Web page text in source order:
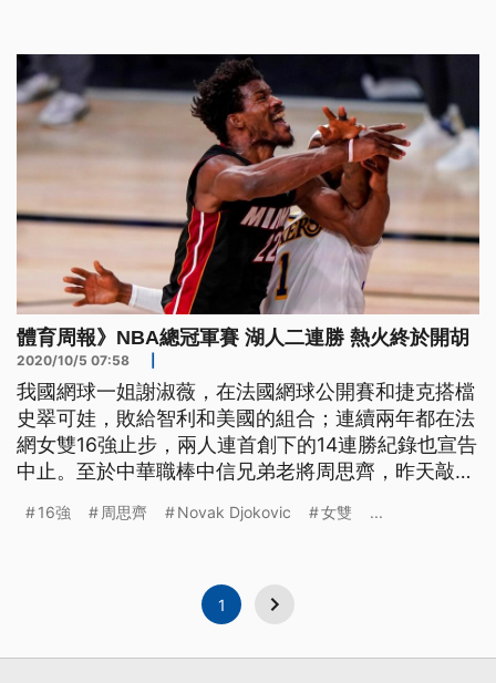
體育周報》NBA總冠軍賽 湖人二連勝 熱火終於開胡
2020/10/5 07:58
我國網球一姐謝淑薇，在法國網球公開賽和捷克搭檔
史翠可娃，敗給智利和美國的組合；連續兩年都在法
網女雙16強止步，兩人連首創下的14連勝紀錄也宣告
中止。至於中華職棒中信兄弟老將周思齊，昨天敲出
錄。 球賽主播興奮大喊：「哇！咬中了啦！在右外
追平比數的陽春砲；這是
16強 周思齊 Novak Djokovic 女雙 ...
1